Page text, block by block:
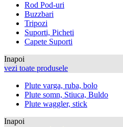
Rod Pod-uri
Buzzbari
Tripozi
Suporti, Picheti
Capete Suporti
Inapoi
vezi toate produsele
Plute varga, ruba, bolo
Plute somn, Stiuca, Buldo
Plute waggler, stick
Inapoi